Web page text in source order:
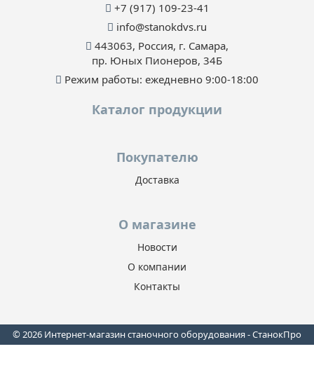
+7 (917) 109-23-41
info@stanokdvs.ru
443063, Россия, г. Самара,
пр. Юных Пионеров, 34Б
Режим работы: ежедневно 9:00-18:00
Каталог продукции
Покупателю
Доставка
О магазине
Новости
О компании
Контакты
© 2026 Интернет-магазин станочного оборудования - СтанокПро